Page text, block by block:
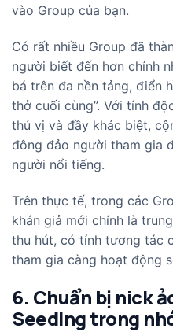
vào Group của bạn.
Có rất nhiều Group đã
người biết đến hơn chính
bá trên đa nền tảng, điển
thở cuối cùng”. Với tính
thú vị và đầy khác biệt,
đông đảo người tham gia
người nổi tiếng.
Trên thực tế, trong các
khán giả mới chính là
thu hút, có tính tương tác
tham gia càng hoạt động
6. Chuẩn bị nick
Seeding trong